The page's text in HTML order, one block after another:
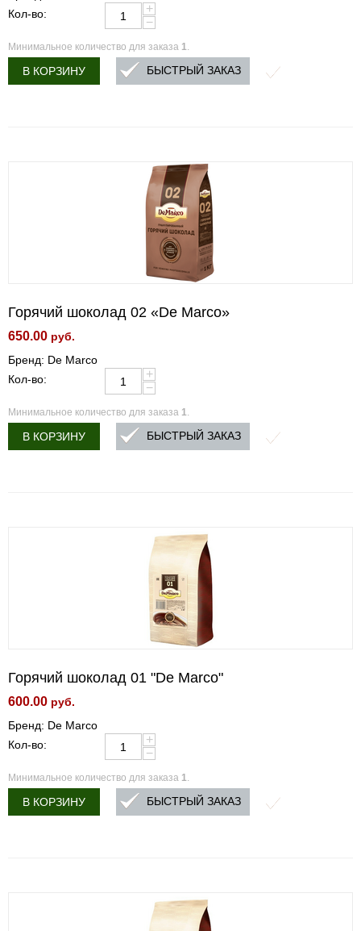
Кол-во:
+
−
Минимальное количество для заказа 1.
В КОРЗИНУ БЫСТРЫЙ ЗАКАЗ
Горячий шоколад 02 «De Marco»
650.00 руб.
Бренд: De Marco
Кол-во:
+
−
Минимальное количество для заказа 1.
В КОРЗИНУ БЫСТРЫЙ ЗАКАЗ
Горячий шоколад 01 "De Marco"
600.00 руб.
Бренд: De Marco
Кол-во:
+
−
Минимальное количество для заказа 1.
В КОРЗИНУ БЫСТРЫЙ ЗАКАЗ